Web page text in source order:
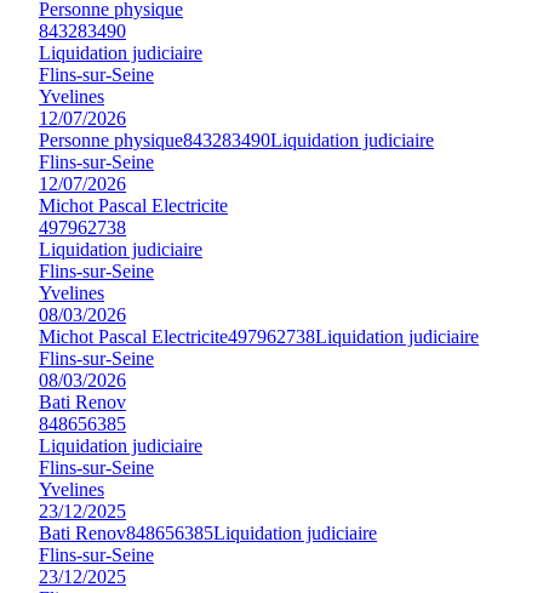
Personne physique
843283490
Liquidation judiciaire
Flins-sur-Seine
Yvelines
12/07/2026
Personne physique843283490Liquidation judiciaire
Flins-sur-Seine
12/07/2026
Michot Pascal Electricite
497962738
Liquidation judiciaire
Flins-sur-Seine
Yvelines
08/03/2026
Michot Pascal Electricite497962738Liquidation judiciaire
Flins-sur-Seine
08/03/2026
Bati Renov
848656385
Liquidation judiciaire
Flins-sur-Seine
Yvelines
23/12/2025
Bati Renov848656385Liquidation judiciaire
Flins-sur-Seine
23/12/2025